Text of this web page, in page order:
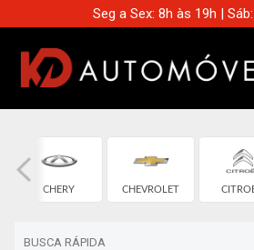
Seg a Sex: 8h às 19h |
CHERY CHEVROLET
BUSCA RÁPIDA